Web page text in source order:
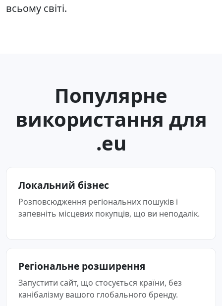
всьому світі.
Популярне
використання для
.eu
Локальний бізнес
Розповсюдження регіональних пошуків і
запевніть місцевих покупців, що ви неподалік.
Регіональне розширення
Запустити сайт, що стосується країни, без
канібалізму вашого глобального бренду.